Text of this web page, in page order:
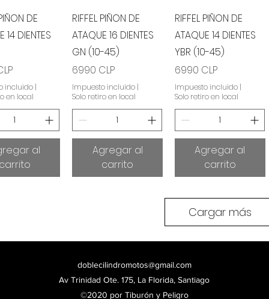
rápida
DE
14 DIENTES
incluido|
en local
al
carrito
Vista rápida
RIFFEL PIÑON DE
ATAQUE 16 DIENTES
GN (10-45)
Precio
6990 CLP
Impuesto incluido |
Solo retiro en local
Agregar al
carrito
Vista rápida
RIFFEL PIÑON DE
ATAQUE 14 DIENTES
YBR (10-45)
Precio
6990 CLP
Impuesto incluido|
Solo retiro en local
Agregar al
carrito
Cargar más
doblecilindromotos@gmail.com
Av Trinidad Ote. 175, La Florida, Santiago
©2020 por Tiburón y Peligro